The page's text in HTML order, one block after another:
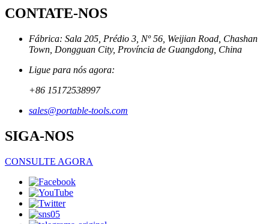
CONTATE-NOS
Fábrica: Sala 205, Prédio 3, Nº 56, Weijian Road, Chashan
Town, Dongguan City, Província de Guangdong, China
Ligue para nós agora:
+86 15172538997
sales@portable-tools.com
SIGA-NOS
CONSULTE AGORA